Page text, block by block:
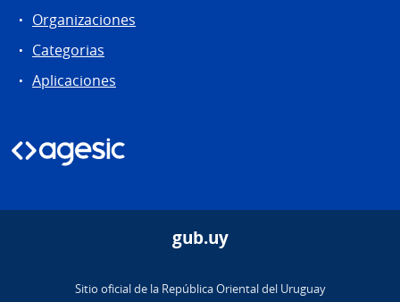
Organizaciones
Categorias
Aplicaciones
gub.uy
Sitio oficial de la República Oriental del Uruguay